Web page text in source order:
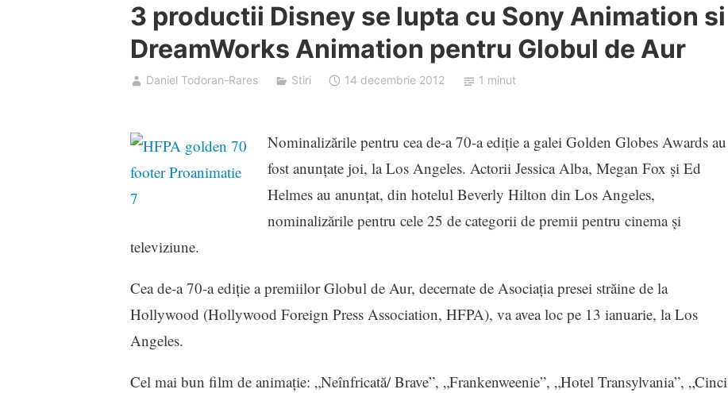
3 productii Disney se lupta cu Sony Animation si
DreamWorks Animation pentru Globul de Aur
Daniel Todoran-Rares Stiri 14 decembrie 2012 1 minut
Nominalizările pentru cea de-a 70-a ediţie a galei Golden Globes Awards au
fost anunţate joi, la Los Angeles. Actorii Jessica Alba, Megan Fox şi Ed
Helmes au anunţat, din hotelul Beverly Hilton din Los Angeles,
nominalizările pentru cele 25 de categorii de premii pentru cinema şi
televiziune.
Cea de-a 70-a ediţie a premiilor Globul de Aur, decernate de Asociaţia presei străine de la
Hollywood (Hollywood Foreign Press Association, HFPA), va avea loc pe 13 ianuarie, la Los
Angeles.
Cel mai bun film de animaţie: „Neînfricată/ Brave”, „Frankenweenie”, „Hotel Transylvania”, „Cinci